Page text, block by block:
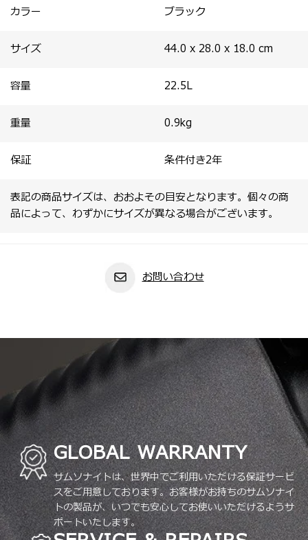
カラー ブラック
サイズ 44.0 x 28.0 x 18.0 cm
容量 22.5L
重量 0.9kg
保証 条件付き2年
表記の商品サイズは、おおよその目安となります。個々の商
品によって、わずかにサイズが異なる場合がございます。
お問い合わせ
GLOBAL WARRANTY
サムソナイトは、世界中でご利用いただける保証サービ
スをご用意しております。お客様がお持ちのサムソナイ
トの製品が、いつでも安心してお使いいただけるようサ
ポートいたします。